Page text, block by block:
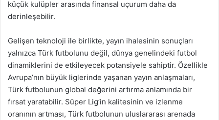
küçük kulüpler arasında finansal uçurum daha da
derinleşebilir.
Gelişen teknoloji ile birlikte, yayın ihalesinin sonuçları
yalnızca Türk futbolunu değil, dünya genelindeki futbol
dinamiklerini de etkileyecek potansiyele sahiptir. Özellikle
Avrupa’nın büyük liglerinde yaşanan yayın anlaşmaları,
Türk futbolunun global değerini artırma anlamında bir
fırsat yaratabilir. Süper Lig’in kalitesinin ve izlenme
oranının artması, Türk futbolunun uluslararası arenada